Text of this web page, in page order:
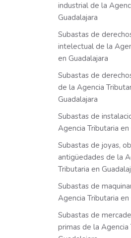
industrial de la
Guadalajara
Subastas de
intelectual de la
en Guadalajara
Subastas de
de la Agencia
Guadalajara
Subastas de
Agencia Tributaria en
Subastas de joyas,
antigüedades de la
Tributaria en
Subastas de
Agencia Tributaria en
Subastas de
primas de la Agencia